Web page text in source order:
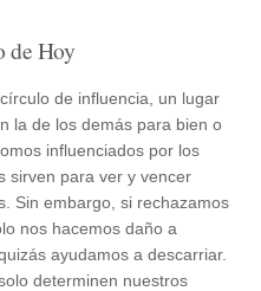
de Hoy
de influencia, un lugar
la de los demás para bien o
influenciados por los
sirven para ver y vencer
Sin embargo, si rechazamos
nos hacemos daño a
ayudamos a descarriar.
determinen nuestros